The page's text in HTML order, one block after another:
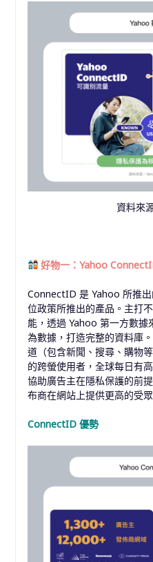
資料來
好物一：Yahoo
ConnectID 是 Yahoo 所推
位政策所推出的產品。主打
能，透過 Yahoo 第一方數
為數據，打造完整的資料庫
道（包含新聞、搜尋、購物
的跨螢使用者，全球每日有
協助廣告主在隱私保護的前
布商在網站上提供更高的受
ConnectID 優勢